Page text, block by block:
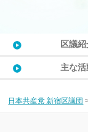
区議
主な活
日本共産党 新宿区議団